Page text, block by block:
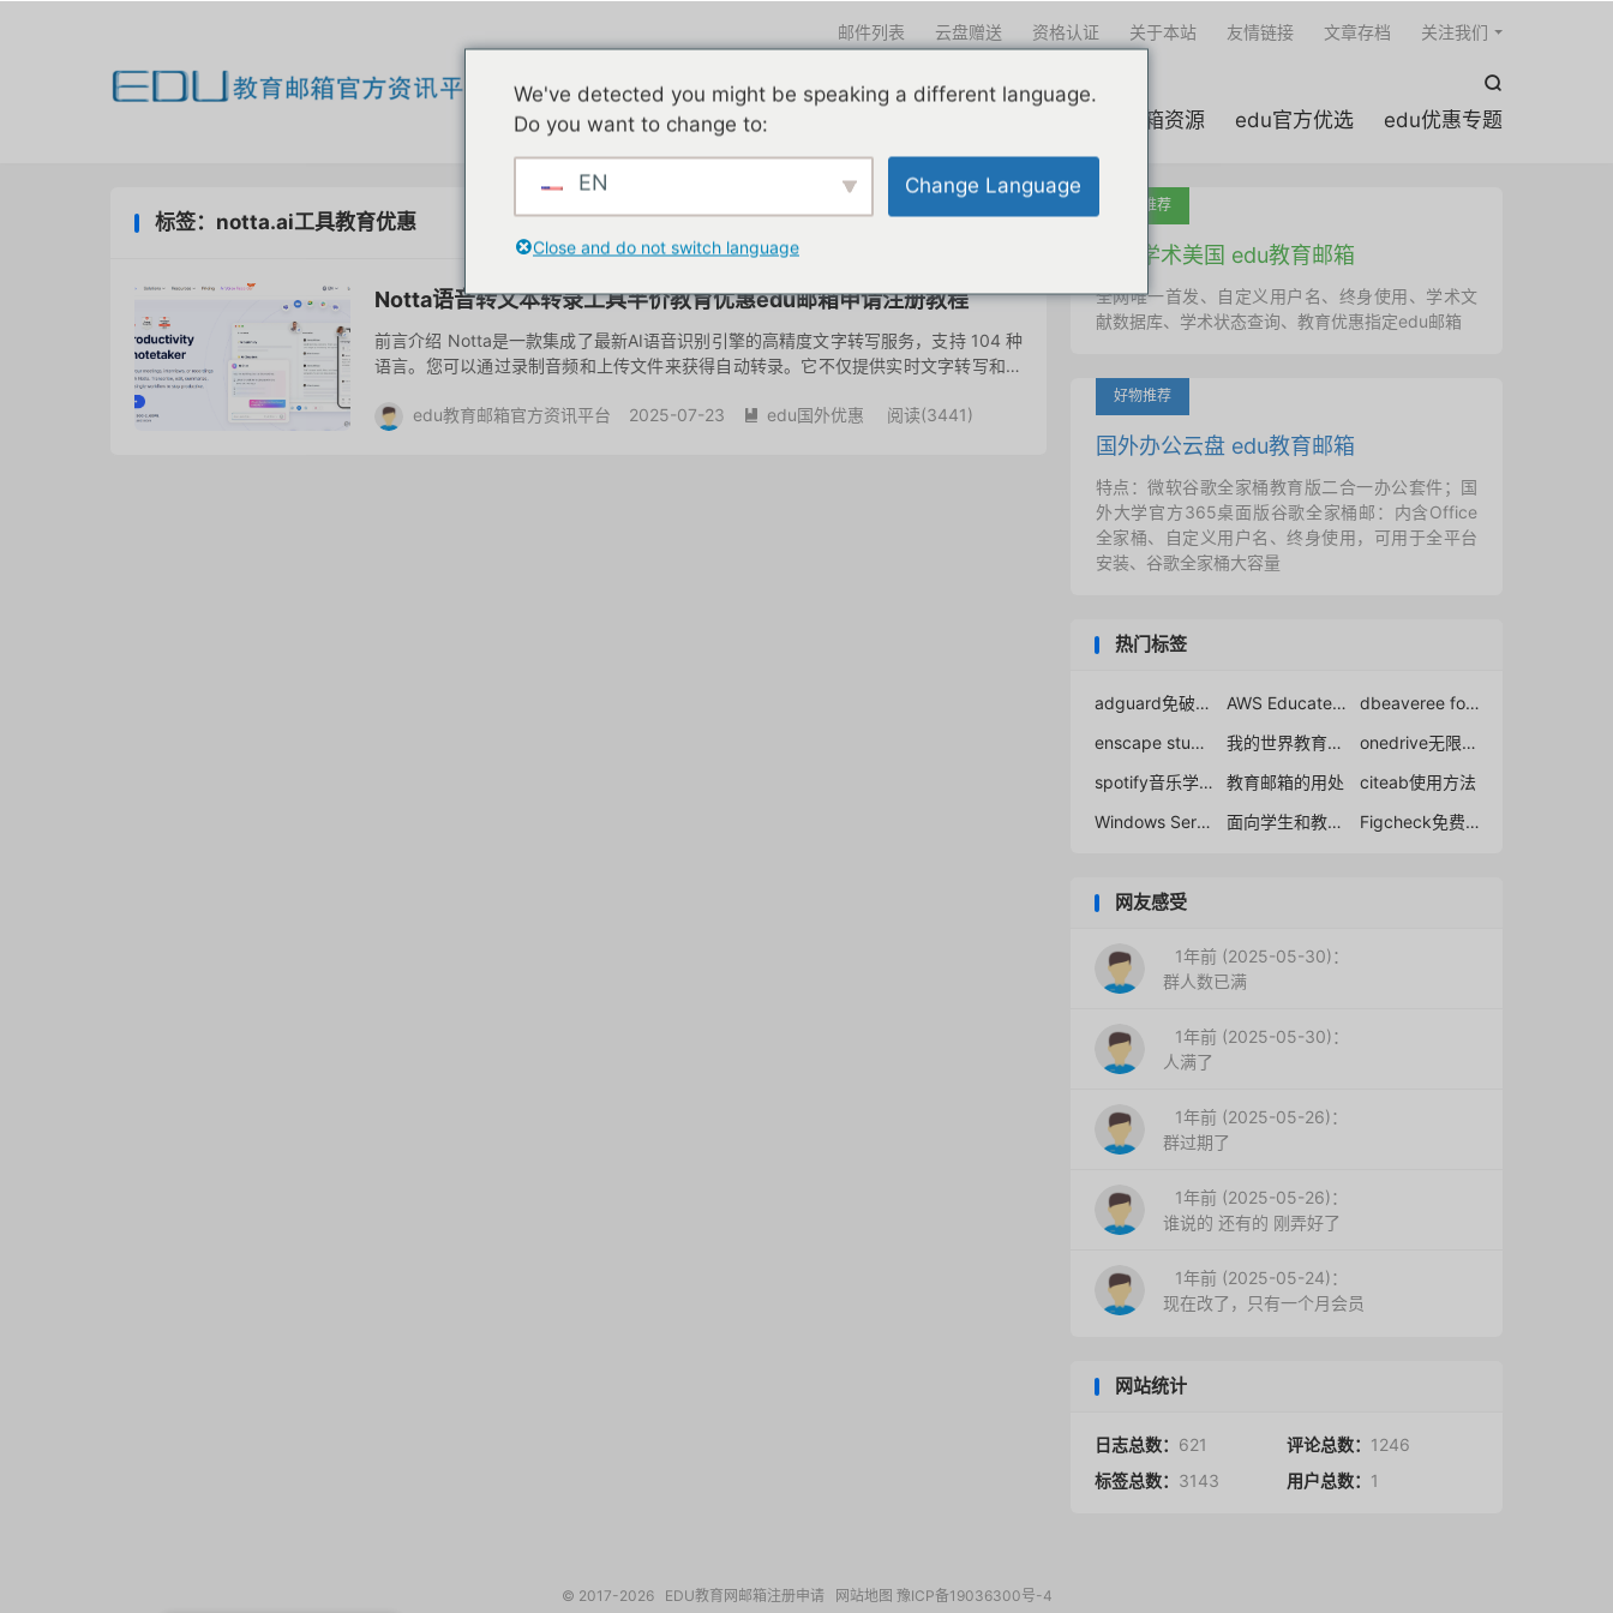
我们一直在努力

edu邮箱申请 edu邮箱资源 edu官方优选 edu优惠专题
邮件列表 云盘赠送 资格认证 关于本站 友情链接 文章存档 关注我们
共 1 篇文章
标签：notta.ai工具教育优惠
Notta语音转文本转录工具半价教育优惠edu邮箱申请注册教程
前言介绍 Notta是一款集成了最新AI语音识别引擎的高精度文字转写服务，支持 104 种
语言。您可以通过录制音频和上传文件来获得自动转录。它不仅提供实时文字转写和翻
edu教育邮箱官方资讯平台
2025-07-23  edu国外优惠 阅读(3441)
吐血推荐
国外学术美国 edu教育邮箱
全网唯一首发、自定义用户名、终身使用、学术文
献数据库、学术状态查询、教育优惠指定edu邮箱
好物推荐
国外办公云盘 edu教育邮箱
特点：微软谷歌全家桶教育版二合一办公套件；国
外大学官方365桌面版谷歌全家桶邮：内含Office
全家桶、自定义用户名、终身使用，可用于全平台
安装、谷歌全家桶大容量
热门标签
adguard免破解教育授权下载 AWS Educate帐号学生认证
dbeaveree for mac激活
enscape student license
我的世界教育版专用EDU
onedrive无限容量
spotify音乐学生会员
教育邮箱的用处
citeab使用方法
Windows Server 2012
面向学生和教师的qt教育许可证 Figcheck免费查重分享
网友感受
1年前 (2025-05-30)：
群人数已满
1年前 (2025-05-30)：
人满了
1年前 (2025-05-26)：
群过期了
1年前 (2025-05-26)：
谁说的 还有的 刚弄好了
1年前 (2025-05-24)：
现在改了，只有一个月会员
网站统计
日志总数： 621 评论总数： 1246
标签总数： 3143 用户总数： 1
© 2017-2026 EDU教育网邮箱注册申请 网站地图 豫ICP备19036300号-4
We've detected you might be speaking a different language.
Do you want to change to:
EN Change Language
Close and do not switch language